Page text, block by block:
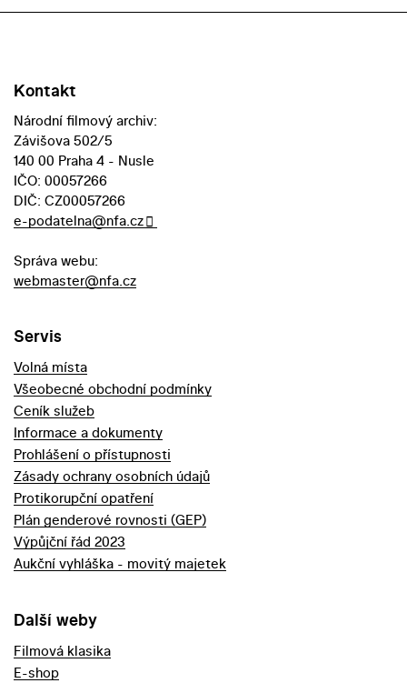
Kontakt
Národní filmový archiv:
Závišova 502/5
140 00 Praha 4 - Nusle
IČO: 00057266
DIČ: CZ00057266
e-podatelna@nfa.cz
Správa webu:
webmaster@nfa.cz
Servis
Volná místa
Všeobecné obchodní podmínky
Ceník služeb
Informace a dokumenty
Prohlášení o přístupnosti
Zásady ochrany osobních údajů
Protikorupční opatření
Plán genderové rovnosti (GEP)
Výpůjční řád 2023
Aukční vyhláška - movitý majetek
Další weby
Filmová klasika
E-shop